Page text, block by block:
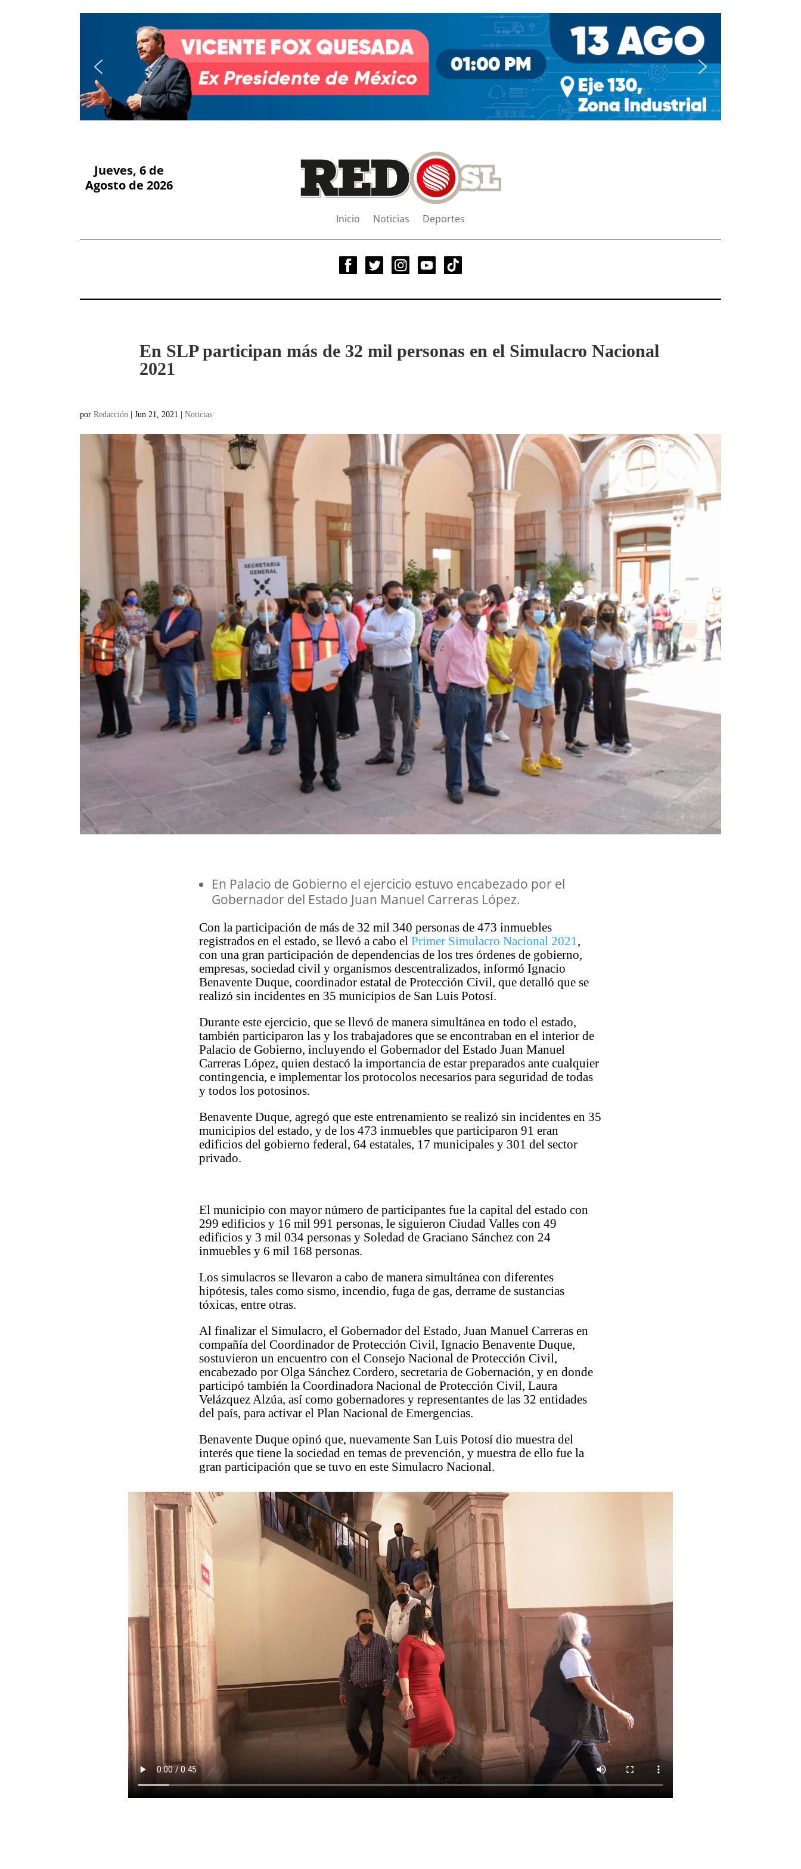
Jueves, 6 de
Agosto de 2026
Inicio Noticias Deportes
En SLP participan más de 32 mil personas en el Simulacro Nacional
2021
porRedacción |Jun 21, 2021 |Noticias
En Palacio de Gobierno el ejercicio estuvo encabezado por el
Gobernador del Estado Juan Manuel Carreras López.
Con la participación de más de 32 mil 340 personas de 473 inmuebles
registrados en el estado, se llevó a cabo elPrimer Simulacro Nacional 2021,
con una gran participación de dependencias de los tres órdenes de gobierno,
empresas, sociedad civil y organismos descentralizados, informó Ignacio
Benavente Duque, coordinador estatal de Protección Civil, que detalló que se
realizó sin incidentes en 35 municipios de San Luis Potosí.
Durante este ejercicio, que se llevó de manera simultánea en todo el estado,
también participaron las y los trabajadores que se encontraban en el interior de
Palacio de Gobierno, incluyendo el Gobernador del Estado Juan Manuel
Carreras López, quien destacó la importancia de estar preparados ante cualquier
contingencia, e implementar los protocolos necesarios para seguridad de todas
y todos los potosinos.
Benavente Duque, agregó que este entrenamiento se realizó sin incidentes en 35
municipios del estado, y de los 473 inmuebles que participaron 91 eran
edificios del gobierno federal, 64 estatales, 17 municipales y 301 del sector
privado.
El municipio con mayor número de participantes fue la capital del estado con
299 edificios y 16 mil 991 personas, le siguieron Ciudad Valles con 49
edificios y 3 mil 034 personas y Soledad de Graciano Sánchez con 24
inmuebles y 6 mil 168 personas.
Los simulacros se llevaron a cabo de manera simultánea con diferentes
hipótesis, tales como sismo, incendio, fuga de gas, derrame de sustancias
tóxicas, entre otras.
Al finalizar el Simulacro, el Gobernador del Estado, Juan Manuel Carreras en
compañía del Coordinador de Protección Civil, Ignacio Benavente Duque,
sostuvieron un encuentro con el Consejo Nacional de Protección Civil,
encabezado por Olga Sánchez Cordero, secretaria de Gobernación, y en donde
participó también la Coordinadora Nacional de Protección Civil, Laura
Velázquez Alzúa, así como gobernadores y representantes de las 32 entidades
del país, para activar el Plan Nacional de Emergencias.
Benavente Duque opinó que, nuevamente San Luis Potosí dio muestra del
interés que tiene la sociedad en temas de prevención, y muestra de ello fue la
gran participación que se tuvo en este Simulacro Nacional.